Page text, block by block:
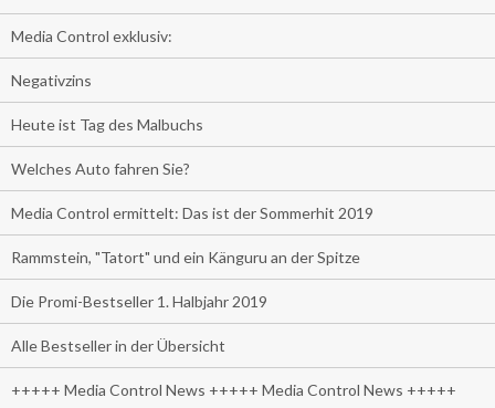
Media Control exklusiv:
Negativzins
Heute ist Tag des Malbuchs
Welches Auto fahren Sie?
Media Control ermittelt: Das ist der Sommerhit 2019
Rammstein, "Tatort" und ein Känguru an der Spitze
Die Promi-Bestseller 1. Halbjahr 2019
Alle Bestseller in der Übersicht
+++++ Media Control News +++++ Media Control News +++++